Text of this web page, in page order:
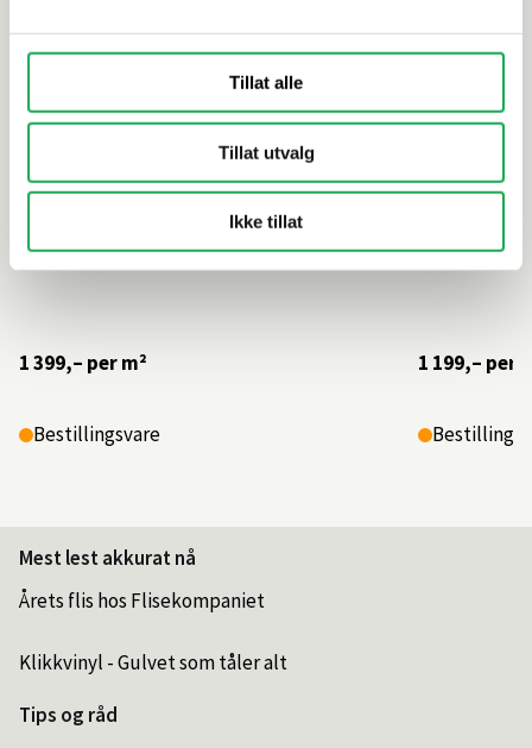
Tillat alle
Tillat utvalg
Ikke tillat
1 399,– per m²
Bestillingsvare
1 199,– per
Mest lest akkurat nå
Årets flis hos Flisekompaniet
Klikkvinyl - Gulvet som tåler alt
Tips og råd